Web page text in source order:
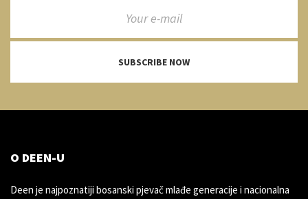
SUBSCRIBE NOW
O DEEN-U
Deen je najpoznatiji bosanski pjevač mlađe generacije i nacionalna